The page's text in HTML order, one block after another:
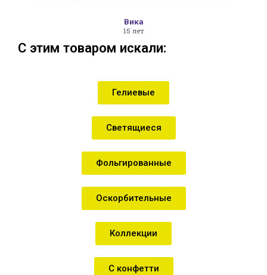
Вика
15 лет
С этим товаром искали:
Гелиевые
Светящиеся
Фольгированные
Оскорбительные
Коллекции
С конфетти